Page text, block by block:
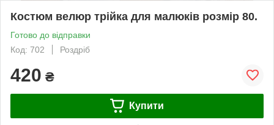
Костюм велюр трійка для малюків розмір 80.
Готово до відправки
Код: 702
Роздріб
420 ₴
Купити